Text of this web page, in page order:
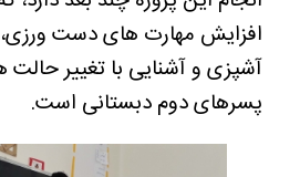
افزایش مهارت های دست ورزی،
آشپزی و آشنایی با تغییر
پسرهای دوم دبستانی است.